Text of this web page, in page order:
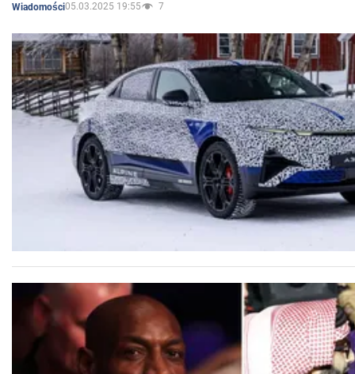
Wiadomości05.03.2025 19:55 7